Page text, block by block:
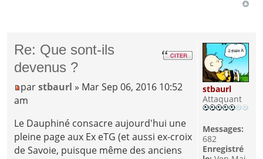
Re: Que sont-ils
devenus ?
parstbaurl » Mar Sep 06, 2016 10:52
am
Le Dauphiné consacre aujourd'hui une
pleine page aux Ex eTG (et aussi ex-croix
de Savoie, puisque même des anciens
stbaurl
Attaquant
Messages:
682
Enregistré